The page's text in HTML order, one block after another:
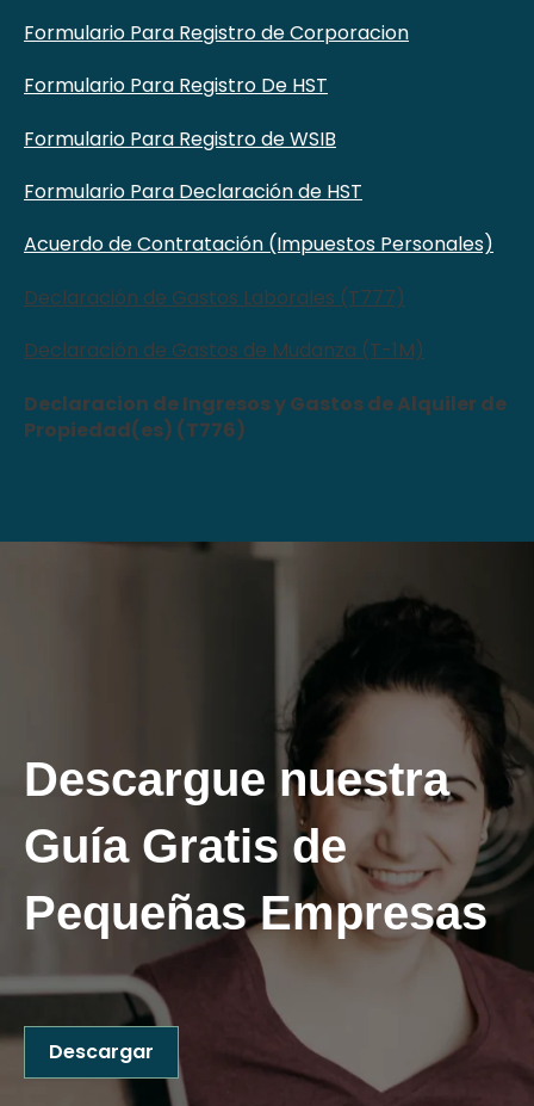
Formulario Para Registro de Corporacion
Formulario Para Registro De HST
Formulario Para Registro de WSIB
Formulario Para Declaración de HST
Acuerdo de Contratación (Impuestos Personales)
Declaración de Gastos Laborales (T777)
Declaración de Gastos de Mudanza (T-1M)
Declaracion de Ingresos y Gastos de Alquiler de
Propiedad(es) (T776)
Descargue nuestra
Guía Gratis de
Pequeñas Empresas
Descargar